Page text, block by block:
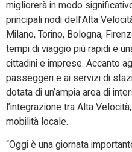
migliorerà in modo
principali nodi dell’Alta
Milano, Torino, Bologna,
tempi di viaggio più rapidi e
cittadini e imprese. Accanto
passeggeri e ai servizi di
dotata di un’ampia area di
l’integrazione tra Alta
mobilità locale.
“Oggi è una giornata